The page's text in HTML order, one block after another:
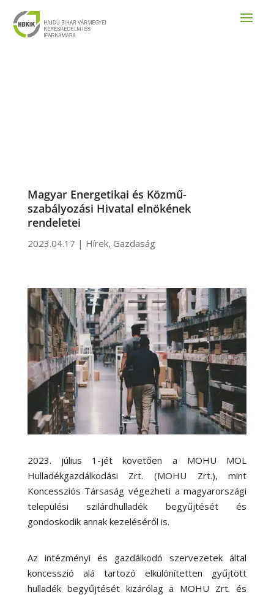
Magyar Energetikai és Közmű-
szabályozási Hivatal elnökének
rendeletei
2023.04.17 | Hírek, Gazdaság
2023. július 1-jét követően a MOHU MOL
Hulladékgazdálkodási Zrt. (MOHU Zrt.), mint
Koncessziós Társaság végezheti a magyarországi
települési szilárdhulladék begyűjtését és
gondoskodik annak kezeléséről is.
Az intézményi és gazdálkodó szervezetek által
koncesszió alá tartozó elkülönítetten gyűjtött
hulladék begyűjtését kizárólag a MOHU Zrt. és